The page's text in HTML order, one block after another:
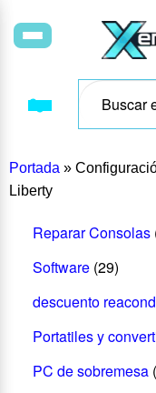
Portada »
Liberty
Reparar Consolas
Software (29)
descuento
Portatiles y
PC de sobremesa